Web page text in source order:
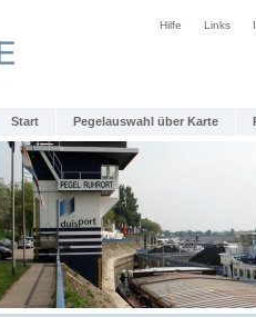
Hilfe Links
Start Pegelauswahl über Karte